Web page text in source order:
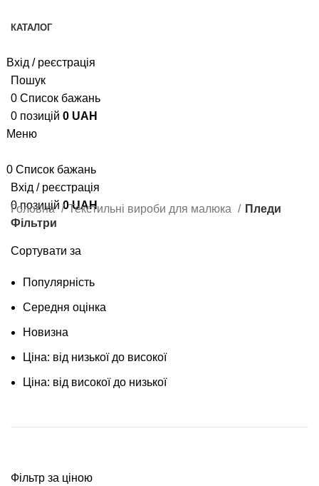
КАТАЛОГ
Вхід / реєстрація
Пошук
0 Список бажань
0 позицій 0 UAH
Меню
0 Список бажань
Вхід / реєстрація
0позицій 0UAH
Головна Текстильні вироби для малюка
Пледи
Фільтри
Сортувати за
Популярність
Середня оцінка
Новизна
Ціна: від низької до високої
Ціна: від високої до низької
Фільтр за ціною